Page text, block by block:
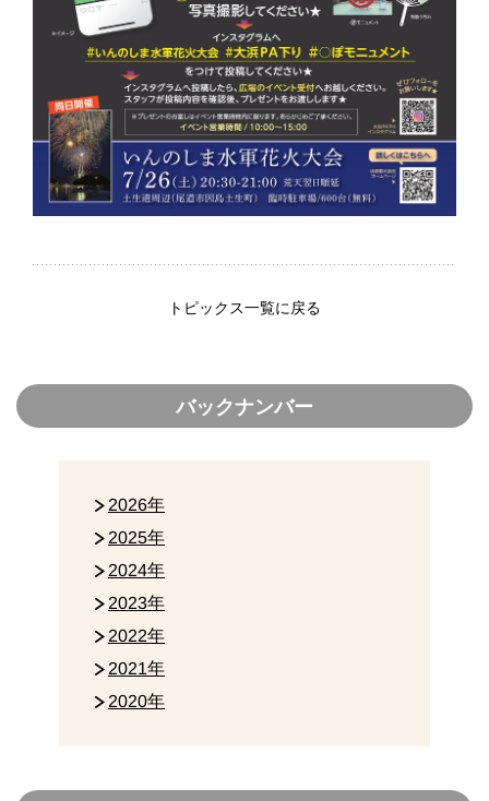
トピックス一覧に戻る
バックナンバー
2026年
2025年
2024年
2023年
2022年
2021年
2020年